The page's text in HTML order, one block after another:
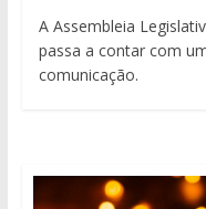
A Assembleia
passa a contar com
comunicação.